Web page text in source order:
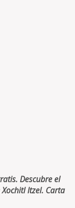
Descubre el
Itzel. Carta